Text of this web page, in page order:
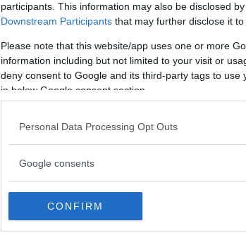
participants. This information may also be disclosed
Downstream Participants that may further disclose it
Please note that this website/app uses one or more
information including but not limited to your visit or
deny consent to Google and its third-party tags to
in below Google consent section.
Personal Data Processing Opt Outs
Google consents
CONFIRM